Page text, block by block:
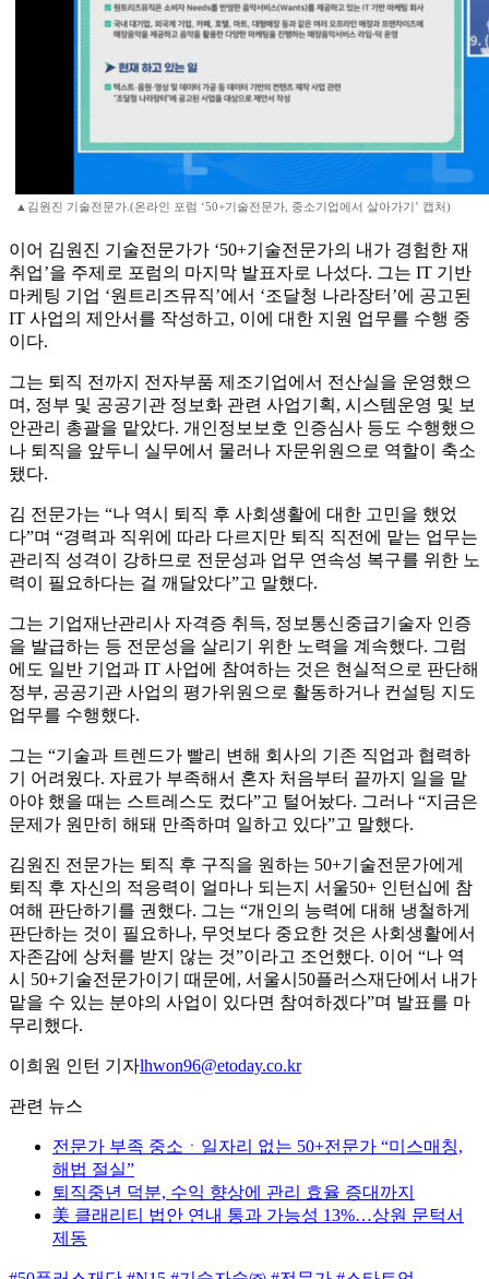
▲김원진 기술전문가.(온라인 포럼 ‘50+기술전문가, 중소기업에서 살아가기’ 캡처)
이어 김원진 기술전문가가 ‘50+기술전문가의 내가 경험한 재
취업’을 주제로 포럼의 마지막 발표자로 나섰다. 그는 IT 기반
마케팅 기업 ‘원트리즈뮤직’에서 ‘조달청 나라장터’에 공고된
IT 사업의 제안서를 작성하고, 이에 대한 지원 업무를 수행 중
이다.
그는 퇴직 전까지 전자부품 제조기업에서 전산실을 운영했으
며, 정부 및 공공기관 정보화 관련 사업기획, 시스템운영 및 보
안관리 총괄을 맡았다. 개인정보보호 인증심사 등도 수행했으
나 퇴직을 앞두니 실무에서 물러나 자문위원으로 역할이 축소
됐다.
김 전문가는 “나 역시 퇴직 후 사회생활에 대한 고민을 했었
다”며 “경력과 직위에 따라 다르지만 퇴직 직전에 맡는 업무는
관리직 성격이 강하므로 전문성과 업무 연속성 복구를 위한 노
력이 필요하다는 걸 깨달았다”고 말했다.
그는 기업재난관리사 자격증 취득, 정보통신중급기술자 인증
을 발급하는 등 전문성을 살리기 위한 노력을 계속했다. 그럼
에도 일반 기업과 IT 사업에 참여하는 것은 현실적으로 판단해
정부, 공공기관 사업의 평가위원으로 활동하거나 컨설팅 지도
업무를 수행했다.
그는 “기술과 트렌드가 빨리 변해 회사의 기존 직업과 협력하
기 어려웠다. 자료가 부족해서 혼자 처음부터 끝까지 일을 맡
아야 했을 때는 스트레스도 컸다”고 털어놨다. 그러나 “지금은
문제가 원만히 해돼 만족하며 일하고 있다”고 말했다.
김원진 전문가는 퇴직 후 구직을 원하는 50+기술전문가에게
퇴직 후 자신의 적응력이 얼마나 되는지 서울50+ 인턴십에 참
여해 판단하기를 권했다. 그는 “개인의 능력에 대해 냉철하게
판단하는 것이 필요하나, 무엇보다 중요한 것은 사회생활에서
자존감에 상처를 받지 않는 것”이라고 조언했다. 이어 “나 역
시 50+기술전문가이기 때문에, 서울시50플러스재단에서 내가
맡을 수 있는 분야의 사업이 있다면 참여하겠다”며 발표를 마
무리했다.
이희원 인턴 기자lhwon96@etoday.co.kr
관련 뉴스
전문가 부족 중소ㆍ일자리 없는 50+전문가 “미스매칭,
해법 절실”
퇴직중년 덕분, 수익 향상에 관리 효율 증대까지
美 클래리티 법안 연내 통과 가능성 13%…상원 문턱서
제동